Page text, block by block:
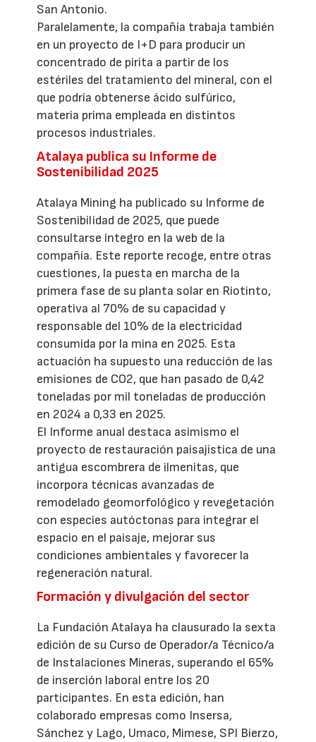
San Antonio.
Paralelamente, la compañía trabaja también
en un proyecto de I+D para producir un
concentrado de pirita a partir de los
estériles del tratamiento del mineral, con el
que podría obtenerse ácido sulfúrico,
materia prima empleada en distintos
procesos industriales.
Atalaya publica su Informe de
Sostenibilidad 2025
Atalaya Mining ha publicado su Informe de
Sostenibilidad de 2025, que puede
consultarse íntegro en la web de la
compañía. Este reporte recoge, entre otras
cuestiones, la puesta en marcha de la
primera fase de su planta solar en Riotinto,
operativa al 70% de su capacidad y
responsable del 10% de la electricidad
consumida por la mina en 2025. Esta
actuación ha supuesto una reducción de las
emisiones de CO2, que han pasado de 0,42
toneladas por mil toneladas de producción
en 2024 a 0,33 en 2025.
El Informe anual destaca asimismo el
proyecto de restauración paisajística de una
antigua escombrera de ilmenitas, que
incorpora técnicas avanzadas de
remodelado geomorfológico y revegetación
con especies autóctonas para integrar el
espacio en el paisaje, mejorar sus
condiciones ambientales y favorecer la
regeneración natural.
Formación y divulgación del sector
La Fundación Atalaya ha clausurado la sexta
edición de su Curso de Operador/a Técnico/a
de Instalaciones Mineras, superando el 65%
de inserción laboral entre los 20
participantes. En esta edición, han
colaborado empresas como Insersa,
Sánchez y Lago, Umaco, Mimese, SPI Bierzo,